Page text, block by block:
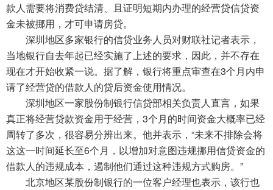
款人需要将消费贷结清、且证明短期内办理的经营贷信贷资
金未被挪用，才可申请房贷。
深圳地区多家银行的信贷业务人员对财联社记者表示，
当地银行自去年起已经实施了上述的要求，因此，并不存在
现在才开始收紧一说。据了解，银行将重点审查在3个月内申
请了经营贷的借款人的贷后资金使用情况。
深圳地区一家股份制银行信贷部相关负责人直言，如果
真正将经营贷款资金用于经营，3个月的时间资金大概率已经
周转了多次，很容易分辨出来。他并表示，“未来不排除会将
这这一时间延长至6个月，以增加对意图违规挪用信贷资金的
借款人的违规成本，遏制他们通过这种违规方式购房。”
北京地区某股份制银行的一位客户经理也表示，该行也